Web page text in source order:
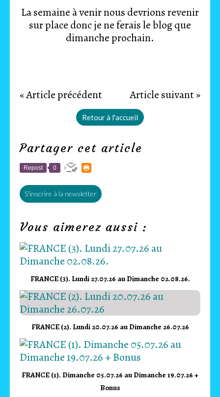
La semaine à venir nous devrions revenir
sur place donc je ne ferais le blog que
dimanche prochain.
« Article précédent Article suivant »
Retour à l'accueil
Partager cet article
Repost 0
S'inscrire à la newsletter
Vous aimerez aussi :
FRANCE (3). Lundi 27.07.26 au Dimanche 02.08.26.
FRANCE (2). Lundi 20.07.26 au Dimanche 26.07.26
FRANCE (1). Dimanche 05.07.26 au Dimanche 19.07.26 +
Bonus